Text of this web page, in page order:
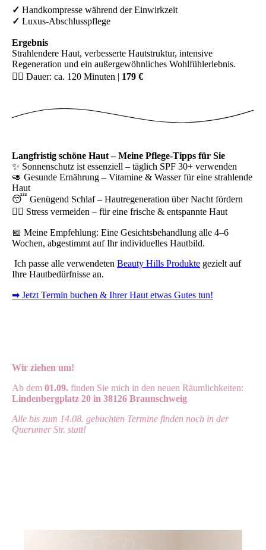
✓ Handkompresse während der Einwirkzeit
✓ Luxus-Abschlusspflege
Ergebnis
Strahlendere Haut, verbesserte Hautstruktur, intensive
Regeneration und ein außergewöhnliches Wohlfühlerlebnis.
💆‍♀️ Dauer: ca. 120 Minuten | 179 €
Langfristig schöne Haut – Meine Pflege-Tipps für Sie
✨ Sonnenschutz ist essenziell – täglich SPF 30+ verwenden
🥑 Gesunde Ernährung – Vitamine & Wasser für eine strahlende
Haut
😴 Genügend Schlaf – Hautregeneration über Nacht fördern
🧘‍♀️ Stress vermeiden – für eine frische & entspannte Haut
📅 Meine Empfehlung: Eine Gesichtsbehandlung alle 4–6
Wochen, abgestimmt auf Ihr individuelles Hautbild.
Ich passe alle verwendeten Beauty Hills Produkte gezielt auf
Ihre Hautbedürfnisse an.
➡ Jetzt Termin buchen & Ihrer Haut etwas Gutes tun!
Wir ziehen um!
Ab dem 01.09. finden Sie mich in den neuen Räumlichkeiten:
Lindenbergplatz 20 in 38126 Braunschweig
Alle bis zum 14.08. gebuchten Termine finden noch in der
Querumer Str. statt!